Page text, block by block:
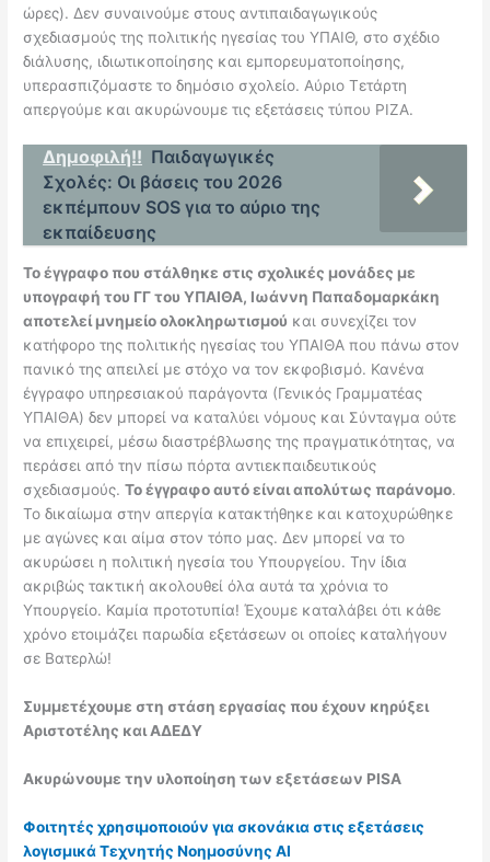
ώρες). Δεν συναινούμε στους αντιπαιδαγωγικούς
σχεδιασμούς της πολιτικής ηγεσίας του ΥΠΑΙΘ, στο σχέδιο
διάλυσης, ιδιωτικοποίησης και εμπορευματοποίησης,
υπερασπιζόμαστε το δημόσιο σχολείο. Αύριο Τετάρτη
απεργούμε και ακυρώνουμε τις εξετάσεις τύπου PIZA.
Δημοφιλή!! Παιδαγωγικές
Σχολές: Οι βάσεις του 2026
εκπέμπουν SOS για το αύριο της
εκπαίδευσης
Το έγγραφο που στάλθηκε στις σχολικές μονάδες με
υπογραφή του ΓΓ του ΥΠΑΙΘΑ, Ιωάννη Παπαδομαρκάκη
αποτελεί μνημείο ολοκληρωτισμού και συνεχίζει τον
κατήφορο της πολιτικής ηγεσίας του ΥΠΑΙΘΑ που πάνω στον
πανικό της απειλεί με στόχο να τον εκφοβισμό. Κανένα
έγγραφο υπηρεσιακού παράγοντα (Γενικός Γραμματέας
ΥΠΑΙΘA) δεν μπορεί να καταλύει νόμους και Σύνταγμα ούτε
να επιχειρεί, μέσω διαστρέβλωσης της πραγματικότητας, να
περάσει από την πίσω πόρτα αντιεκπαιδευτικούς
σχεδιασμούς.Το έγγραφο αυτό είναι απολύτως παράνομο.
Το δικαίωμα στην απεργία κατακτήθηκε και κατοχυρώθηκε
με αγώνες και αίμα στον τόπο μας. Δεν μπορεί να το
ακυρώσει η πολιτική ηγεσία του Υπουργείου. Την ίδια
ακριβώς τακτική ακολουθεί όλα αυτά τα χρόνια το
Υπουργείο. Καμία προτοτυπία! Έχουμε καταλάβει ότι κάθε
χρόνο ετοιμάζει παρωδία εξετάσεων οι οποίες καταλήγουν
σε Βατερλώ!
Συμμετέχουμε στη στάση εργασίας που έχουν κηρύξει
Αριστοτέλης και ΑΔΕΔΥ
Ακυρώνουμε την υλοποίηση των εξετάσεων PISA
Φοιτητές χρησιμοποιούν για σκονάκια στις εξετάσεις
λογισμικά Τεχνητής Νοημοσύνης AI